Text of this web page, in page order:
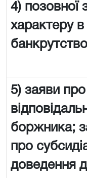
4) позовної
характеру
5) заяви
боржника;
про
доведення